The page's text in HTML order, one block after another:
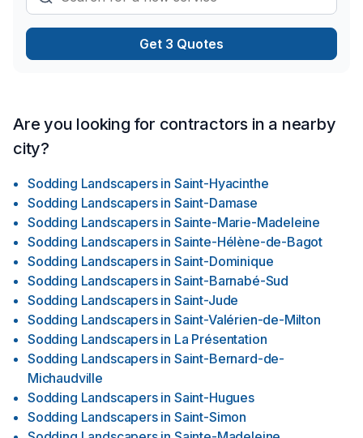
là pour transformer votre vision en réalité.Faites confiance à
Étienne constriction INC. pour des solutions de maçonnerie
fiables, durables, et adaptées à vos besoins uniques. Nos
de sécurité nécessaires ainsi que les méthodes
recommandées par la CNESST. Notre entreprise est couverte
par une assurance accidents à jour. Pour vos travaux tels que
nécessitant des échelles ou des plateformes, nous sommes
les professionnels à contacter.
Get 3 Quotes
Are you looking for contractors in a nearby
city?
Sodding Landscapers in Saint-Hyacinthe
Sodding Landscapers in Saint-Damase
Sodding Landscapers in Sainte-Marie-Madeleine
Sodding Landscapers in Sainte-Hélène-de-Bagot
Sodding Landscapers in Saint-Dominique
Sodding Landscapers in Saint-Barnabé-Sud
Sodding Landscapers in Saint-Jude
Sodding Landscapers in Saint-Valérien-de-Milton
Sodding Landscapers in La Présentation
Sodding Landscapers in Saint-Bernard-de-
Michaudville
Sodding Landscapers in Saint-Hugues
Sodding Landscapers in Saint-Simon